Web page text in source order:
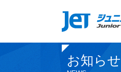
お知らせ